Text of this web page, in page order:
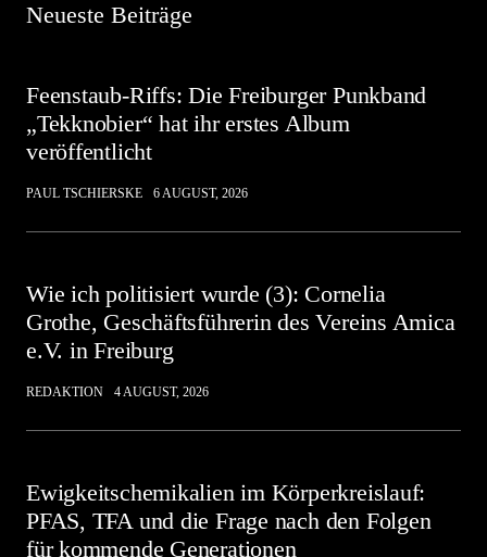
Neueste Beiträge
Feenstaub-Riffs: Die Freiburger Punkband
„Tekknobier“ hat ihr erstes Album
veröffentlicht
PAUL TSCHIERSKE 6 AUGUST, 2026
Wie ich politisiert wurde (3): Cornelia
Grothe, Geschäftsführerin des Vereins Amica
e.V. in Freiburg
REDAKTION 4 AUGUST, 2026
Ewigkeitschemikalien im Körperkreislauf:
PFAS, TFA und die Frage nach den Folgen
für kommende Generationen